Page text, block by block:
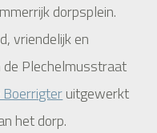
dorpsplein.
vriendelijk en
de Plechelmusstraat
Boerrigteruitgewerkt
het dorp.